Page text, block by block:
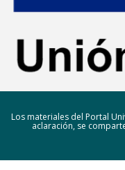
Los materiales del Portal
aclaración, se